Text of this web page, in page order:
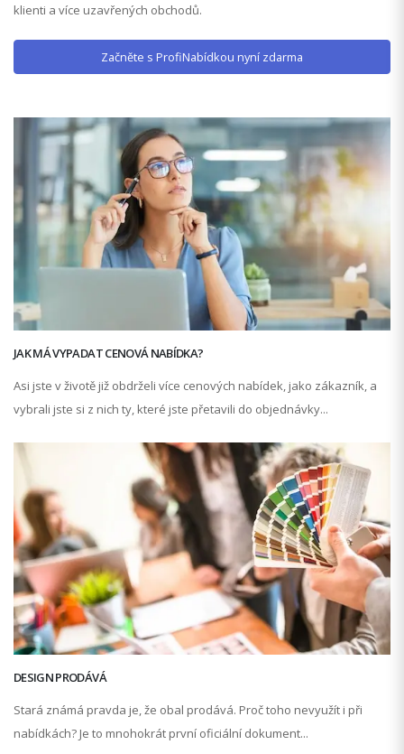
klienti a více uzavřených obchodů.
Začněte s ProfiNabídkou nyní zdarma
JAK MÁ VYPADAT CENOVÁ NABÍDKA?
Asi jste v životě již obdrželi více cenových nabídek, jako zákazník, a
vybrali jste si z nich ty, které jste přetavili do objednávky...
DESIGN PRODÁVÁ
Stará známá pravda je, že obal prodává. Proč toho nevyužít i při
nabídkách? Je to mnohokrát první oficiální dokument...